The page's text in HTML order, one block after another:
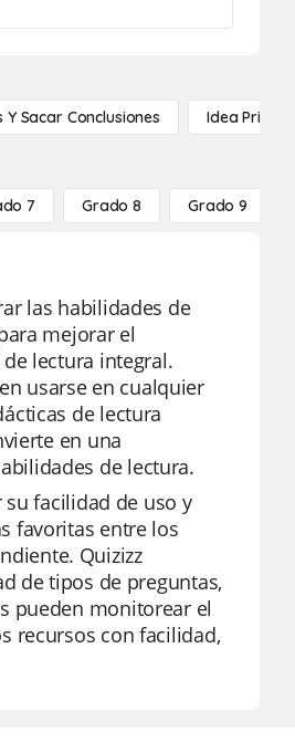
Sacar Conclusiones Idea
7 Grado 8 Grado 9
las habilidades de
mejorar el
lectura integral.
usarse en cualquier
de lectura
en una
de lectura.
facilidad de uso y
favoritas entre los
Quizizz
de tipos de preguntas,
pueden monitorear el
recursos con facilidad,